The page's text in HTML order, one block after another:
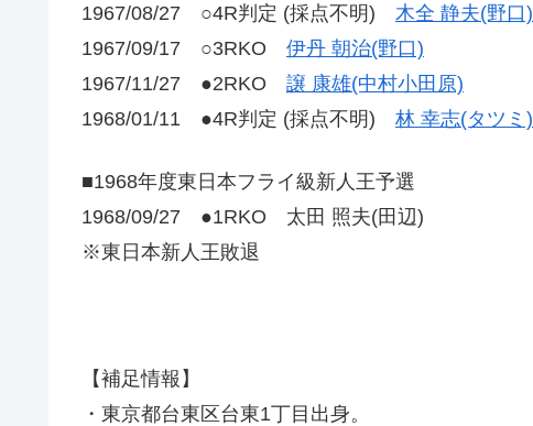
1967/08/27 ○4R判定 (採点不明) 木全 静夫(野口)
1967/09/17 ○3RKO 伊丹 朝治(野口)
1967/11/27 ●2RKO 譲 康雄(中村小田原)
1968/01/11 ●4R判定 (採点不明) 林 幸志(タツミ)
■1968年度東日本フライ級新人王予選
1968/09/27 ●1RKO 太田 照夫(田辺)
※東日本新人王敗退
【補足情報】
・東京都台東区台東1丁目出身。